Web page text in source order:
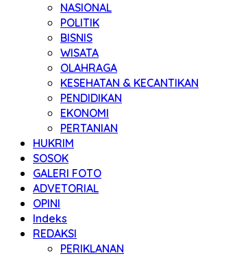
NASIONAL
POLITIK
BISNIS
WISATA
OLAHRAGA
KESEHATAN & KECANTIKAN
PENDIDIKAN
EKONOMI
PERTANIAN
HUKRIM
SOSOK
GALERI FOTO
ADVETORIAL
OPINI
Indeks
REDAKSI
PERIKLANAN